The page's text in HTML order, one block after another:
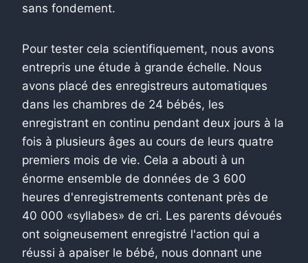
sans fondement.
Pour tester cela scientifiquement, nous avons
entrepris une étude à grande échelle. Nous
avons placé des enregistreurs automatiques
dans les chambres de 24 bébés, les
enregistrant en continu pendant deux jours à la
fois à plusieurs âges au cours de leurs quatre
premiers mois de vie. Cela a abouti à un
énorme ensemble de données de 3 600
heures d'enregistrements contenant près de
40 000 «syllabes» de cri. Les parents dévoués
ont soigneusement enregistré l'action qui a
réussi à apaiser le bébé, nous donnant une